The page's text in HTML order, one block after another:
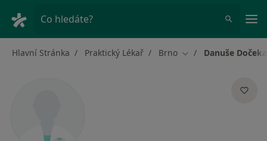
Co hledáte?
Hlavní Stránka Praktický Lékař Brno Změna města
Danuše